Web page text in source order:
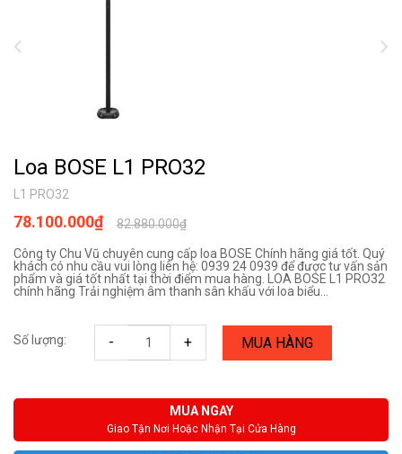
Loa BOSE L1 PRO32
L1 PRO32
82.880.000₫
78.100.000₫
Công ty Chu Vũ chuyên cung cấp loa BOSE Chính hãng giá tốt. Quý
khách có nhu cầu vui lòng liên hệ: 0939 24 0939 để được tư vấn sản
phẩm và giá tốt nhất tại thời điểm mua hàng. LOA BOSE L1 PRO32
chính hãng Trải nghiệm âm thanh sân khấu với loa biểu...
Số lượng: - + MUA HÀNG
MUA NGAY
Giao Tận Nơi Hoặc Nhận Tại Cửa Hàng